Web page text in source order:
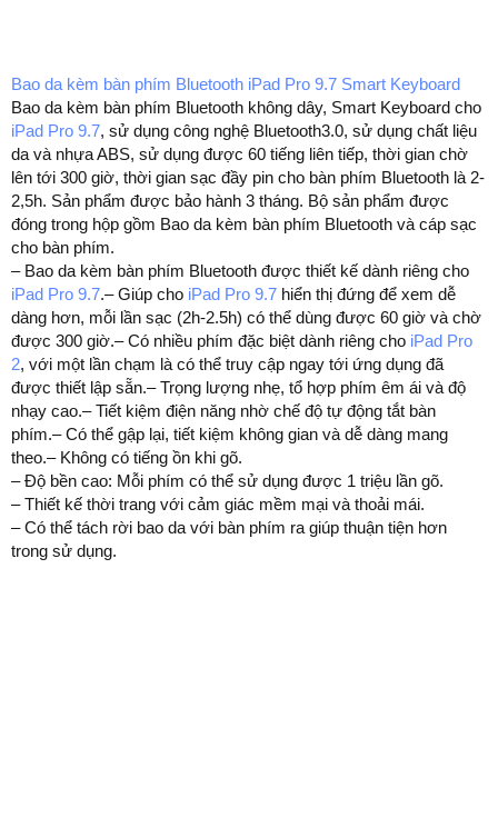
Bao da kèm bàn phím Bluetooth iPad Pro 9.7 Smart Keyboard
Bao da kèm bàn phím Bluetooth không dây, Smart Keyboard cho
iPad Pro 9.7, sử dụng công nghệ Bluetooth3.0, sử dụng chất liệu
da và nhựa ABS, sử dụng được 60 tiếng liên tiếp, thời gian chờ
lên tới 300 giờ, thời gian sạc đầy pin cho bàn phím Bluetooth là 2-
2,5h. Sản phẩm được bảo hành 3 tháng. Bộ sản phẩm được
đóng trong hộp gồm Bao da kèm bàn phím Bluetooth và cáp sạc
cho bàn phím.
– Bao da kèm bàn phím Bluetooth được thiết kế dành riêng cho
iPad Pro 9.7.– Giúp cho iPad Pro 9.7 hiển thị đứng để xem dễ
dàng hơn, mỗi lần sạc (2h-2.5h) có thể dùng được 60 giờ và chờ
được 300 giờ.– Có nhiều phím đặc biệt dành riêng cho iPad Pro
2, với một lần chạm là có thể truy cập ngay tới ứng dụng đã
được thiết lập sẵn.– Trọng lượng nhẹ, tổ hợp phím êm ái và độ
nhạy cao.– Tiết kiệm điện năng nhờ chế độ tự động tắt bàn
phím.– Có thể gập lại, tiết kiệm không gian và dễ dàng mang
theo.– Không có tiếng ồn khi gõ.
– Độ bền cao: Mỗi phím có thể sử dụng được 1 triệu lần gõ.
– Thiết kế thời trang với cảm giác mềm mại và thoải mái.
– Có thể tách rời bao da với bàn phím ra giúp thuận tiện hơn
trong sử dụng.